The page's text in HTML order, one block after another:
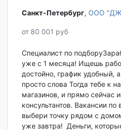
Санкт-Петербург‎, ООО
от 80 001 руб
Специалист по
уже с 1 месяца! Ищешь
достойно, график удобный,
просто слова Тогда тебе к
магазинов, и прямо сейчас
консультантов. Вакансии
выбери точку рядом с
уже завтра! Деньги,